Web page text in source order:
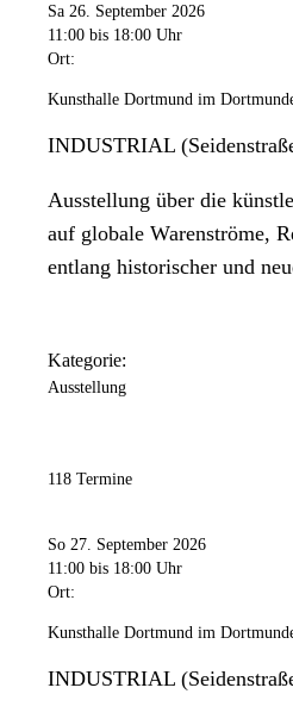
Sa 26. September 2026
11:00 bis 18:00 Uhr
Ort:
Kunsthalle Dortmund im
INDUSTRIAL
Ausstellung über die
auf globale Warenströme,
entlang historischer und
Kategorie:
Ausstellung
118 Termine
So 27. September 2026
11:00 bis 18:00 Uhr
Ort:
Kunsthalle Dortmund im
INDUSTRIAL